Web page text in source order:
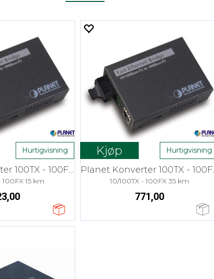
Hurtigvisning
Planet Konverter 100TX - 100FX SM SC
100FX 15 km
Kjøp Hurtigvisning
Planet
10/100TX - 100FX 35 km
771,00